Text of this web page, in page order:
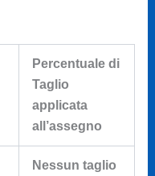
Percentuale di
Taglio
applicata
all’assegno
Nessun taglio